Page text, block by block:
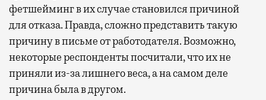
фетшейминг в их случае становился причиной
для отказа. Правда, сложно представить такую
причину в письме от работодателя. Возможно,
некоторые респонденты посчитали, что их не
приняли из-за лишнего веса, а на самом деле
причина была в другом.